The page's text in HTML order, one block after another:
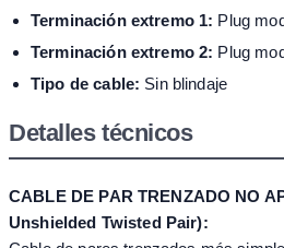
Terminación extremo 1: Plug
Terminación extremo 2: Plug
Tipo de cable: Sin blindaje
Detalles técnicos
CABLE DE PAR TRENZADO NO
Unshielded Twisted Pair):